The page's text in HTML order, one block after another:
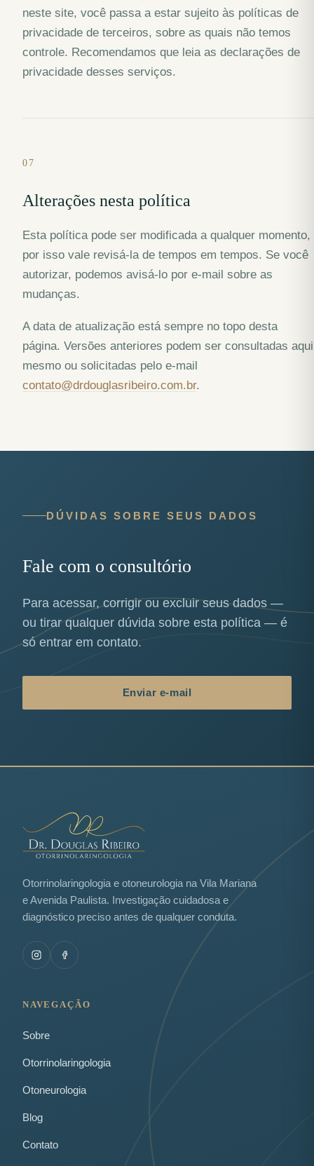
neste site, você passa a estar sujeito às políticas de
privacidade de terceiros, sobre as quais não temos
controle. Recomendamos que leia as declarações de
privacidade desses serviços.
07
Alterações nesta política
Esta política pode ser modificada a qualquer momento,
por isso vale revisá-la de tempos em tempos. Se você
autorizar, podemos avisá-lo por e-mail sobre as
mudanças.
A data de atualização está sempre no topo desta
página. Versões anteriores podem ser consultadas aqui
mesmo ou solicitadas pelo e-mail
contato@drdouglasribeiro.com.br.
DÚVIDAS SOBRE SEUS DADOS
Fale com o consultório
Para acessar, corrigir ou excluir seus dados —
ou tirar qualquer dúvida sobre esta política — é
só entrar em contato.
Enviar e-mail
Otorrinolaringologia e otoneurologia na Vila Mariana
e Avenida Paulista. Investigação cuidadosa e
diagnóstico preciso antes de qualquer conduta.
NAVEGAÇÃO
Sobre
Otorrinolaringologia
Otoneurologia
Blog
Contato